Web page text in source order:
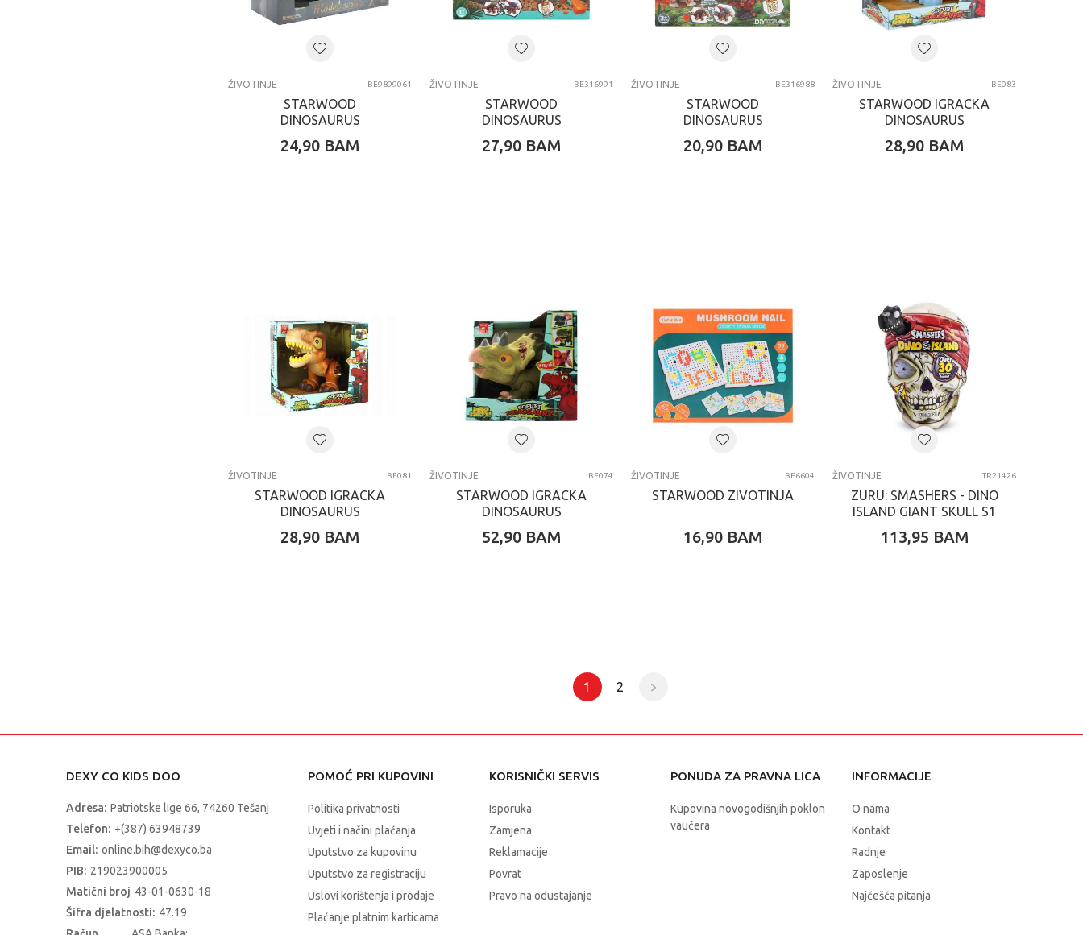
ŽIVOTINJE BE9899061
STARWOOD
DINOSAURUS
24,90 BAM
ŽIVOTINJE BE316991
STARWOOD
DINOSAURUS
27,90 BAM
ŽIVOTINJE BE316988
STARWOOD
DINOSAURUS
20,90 BAM
ŽIVOTINJE BE083
STARWOOD IGRACKA
DINOSAURUS
28,90 BAM
ŽIVOTINJE BE081
STARWOOD IGRACKA
DINOSAURUS
28,90 BAM
ŽIVOTINJE BE074
STARWOOD IGRACKA
DINOSAURUS
52,90 BAM
ŽIVOTINJE BE6604
STARWOOD ZIVOTINJA
16,90 BAM
ŽIVOTINJE TR21426
ZURU: SMASHERS - DINO
ISLAND GIANT SKULL S1
113,95 BAM
1 2
DEXY CO KIDS DOO
Adresa: Patriotske lige 66, 74260 Tešanj
Telefon: +(387) 63948739
Email: online.bih@dexyco.ba
PIB: 219023900005
Matični broj 43-01-0630-18
Šifra djelatnosti: 47.19
POMOĆ PRI KUPOVINI
Politika privatnosti
Uvjeti i načini plaćanja
Uputstvo za kupovinu
Uputstvo za registraciju
Uslovi korištenja i prodaje
Plaćanje platnim karticama
KORISNIČKI SERVIS
Isporuka
Zamjena
Reklamacije
Povrat
Pravo na odustajanje
PONUDA ZA PRAVNA LICA
Kupovina novogodišnjih poklon
vaučera
INFORMACIJE
O nama
Kontakt
Radnje
Zaposlenje
Najčešća pitanja